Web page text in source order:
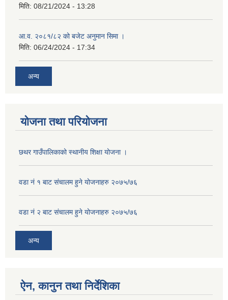
मिति: 08/21/2024 - 13:28
आ.व. २०८१/८२ को बजेट अनुमान सिमा ।
मिति: 06/24/2024 - 17:34
अन्य
योजना तथा परियोजना
छथर गाउँपालिकाको स्थानीय शिक्षा योजना ।
वडा नं १ बाट संचालम हुने योजनाहरु २०७५/७६
वडा नं २ बाट संचालम हुने योजनाहरु २०७५/७६
अन्य
ऐन, कानुन तथा निर्देशिका